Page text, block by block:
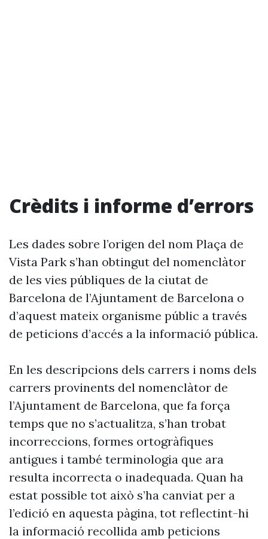
Crèdits i informe d’errors
Les dades sobre l’origen del nom Plaça de
Vista Park s’han obtingut del nomenclàtor
de les vies públiques de la ciutat de
Barcelona de l’Ajuntament de Barcelona o
d’aquest mateix organisme públic a través
de peticions d’accés a la informació pública.
En les descripcions dels carrers i noms dels
carrers provinents del nomenclàtor de
l’Ajuntament de Barcelona, que fa força
temps que no s’actualitza, s’han trobat
incorreccions, formes ortogràfiques
antigues i també terminologia que ara
resulta incorrecta o inadequada. Quan ha
estat possible tot això s’ha canviat per a
l’edició en aquesta pàgina, tot reflectint-hi
la informació recollida amb peticions